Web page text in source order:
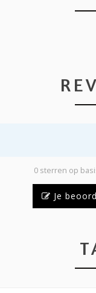
0 sterren op
Je